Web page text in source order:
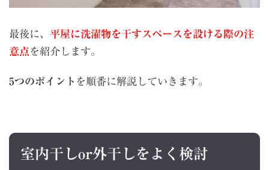
最後に、 平屋に洗濯物を干すスペースを設ける際の注
意点 を紹介します。
5つのポイント を順番に解説していきます。
室内干しor外干しをよく検討